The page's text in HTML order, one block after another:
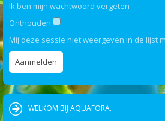
Ik ben mijn wachtwoord vergeten
Onthouden
Mij deze sessie niet weergeven in de lijst
WELKOM BIJ AQUAFORA.